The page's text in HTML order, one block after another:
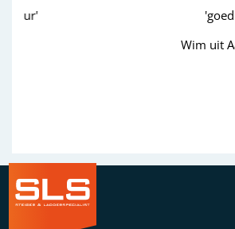
Wim uit Aalten